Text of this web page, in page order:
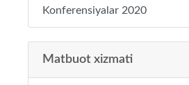
Konferensiyalar 2020
Matbuot xizmati